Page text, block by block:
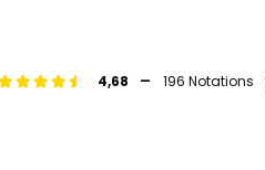
4,68 - 196 Notations